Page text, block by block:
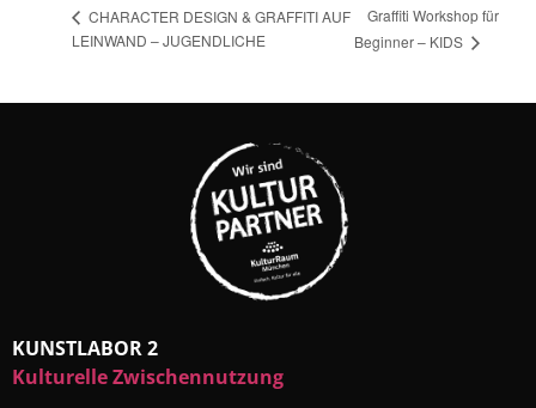
CHARACTER DESIGN & GRAFFITI AUF
LEINWAND – JUGENDLICHE
Graffiti Workshop für
Beginner – KIDS
KUNSTLABOR 2
Kulturelle Zwischennutzung